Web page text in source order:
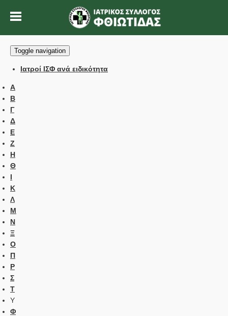
Toggle navigation
Ιατροί ΙΣΦ ανά ειδικότητα
Α
Β
Γ
Δ
Ε
Ζ
Η
Θ
Ι
Κ
Λ
Μ
Ν
Ξ
Ο
Π
Ρ
Σ
Τ
Υ
Φ